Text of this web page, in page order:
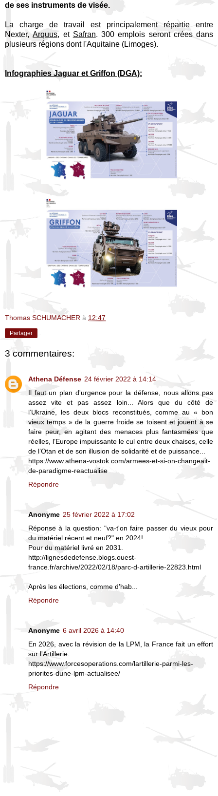
de ses instruments de visée.
La charge de travail est principalement répartie entre
Nexter,Arquus, et Safran. 300 emplois seront crées dans
plusieurs régions dont l'Aquitaine (Limoges).
Infographies Jaguar et Griffon (DGA):
Thomas SCHUMACHER à 12:47
Partager
3 commentaires:
Athena Défense 24 février 2022 à 14:14
Il faut un plan d'urgence pour la défense, nous allons pas
assez vite et pas assez loin... Alors que du côté de
l’Ukraine, les deux blocs reconstitués, comme au « bon
vieux temps » de la guerre froide se toisent et jouent à se
faire peur, en agitant des menaces plus fantasmées que
réelles, l’Europe impuissante le cul entre deux chaises, celle
de l’Otan et de son illusion de solidarité et de puissance...
https://www.athena-vostok.com/armees-et-si-on-changeait-
de-paradigme-reactualise
Répondre
Anonyme 25 février 2022 à 17:02
Réponse à la question: "va-t'on faire passer du vieux pour
du matériel récent et neuf?" en 2024!
Pour du matériel livré en 2031.
http://lignesdedefense.blogs.ouest-
france.fr/archive/2022/02/18/parc-d-artillerie-22823.html
Après les élections, comme d'hab...
Répondre
Anonyme 6 avril 2026 à 14:40
En 2026, avec la révision de la LPM, la France fait un effort
sur l'Artillerie.
https://www.forcesoperations.com/lartillerie-parmi-les-
priorites-dune-lpm-actualisee/
Répondre